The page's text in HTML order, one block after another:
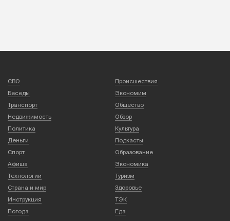
СВО
Происшествия
Беседы
Экономим
Транспорт
Общество
Недвижимость
Обзор
Политика
Культура
Деньги
Подкасты
Спорт
Образование
Афиша
Экономика
Технологии
Туризм
Страна и мир
Здоровье
Инструкция
ТЭК
Погода
Еда